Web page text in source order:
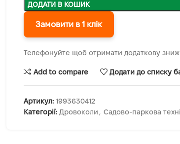
ДОДАТИ В КОШИК
Замовити в 1 клік
Телефонуйте щоб отримати додаткову
Add to compare Додати до списку
Артикул: 1993630412
Категорії: Дровоколи , Садово-паркова